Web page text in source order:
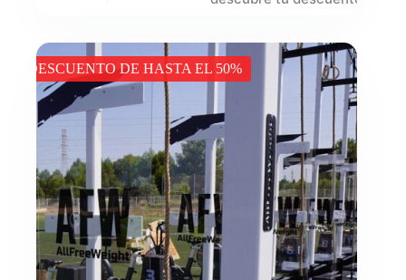
DESCUENTO DE HASTA EL 50%